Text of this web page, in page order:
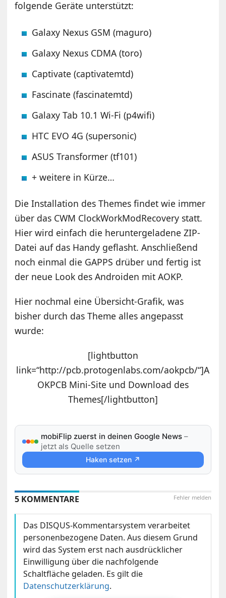
folgende Geräte unterstützt:
Galaxy Nexus GSM (maguro)
Galaxy Nexus CDMA (toro)
Captivate (captivatemtd)
Fascinate (fascinatemtd)
Galaxy Tab 10.1 Wi-Fi (p4wifi)
HTC EVO 4G (supersonic)
ASUS Transformer (tf101)
+ weitere in Kürze…
Die Installation des Themes findet wie immer
über das CWM ClockWorkModRecovery statt.
Hier wird einfach die heruntergeladene ZIP-
Datei auf das Handy geflasht. Anschließend
noch einmal die GAPPS drüber und fertig ist
der neue Look des Androiden mit AOKP.
Hier nochmal eine Übersicht-Grafik, was
bisher durch das Theme alles angepasst
wurde:
[lightbutton
link=“http://pcb.protogenlabs.com/aokpcb/“]A
OKPCB Mini-Site und Download des
Themes[/lightbutton]
mobiFlip zuerst in deinen Google News –
jetzt als Quelle setzen
Haken setzen ↗
Fehler melden
5 KOMMENTARE
Das DISQUS-Kommentarsystem verarbeitet
personenbezogene Daten. Aus diesem Grund
wird das System erst nach ausdrücklicher
Einwilligung über die nachfolgende
Schaltfläche geladen. Es gilt die
Datenschutzerklärung.